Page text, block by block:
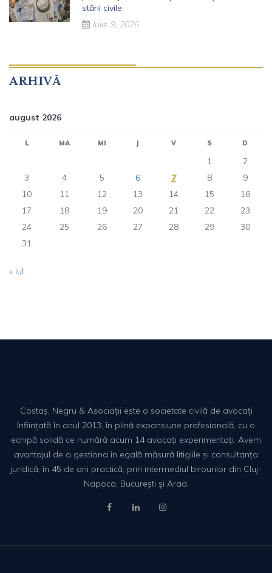
stării civile
Iulie 9, 2026
ARHIVĂ
august 2026
L MA MI J V S D
1
2
3
4 5 6 7 8
9
10
11 12 13 14 15
16
17
18 19 20 21 22
23
24
25 26 27 28 29
30
31
« iul.
Costaș, Negru & Asociații este o societate civilă de avocați
înființată în anul 2013, în plină expansiune profesională, cu o
echipă solidă ce numără acum 14 avocați experimentați. Avem
avantajul de a gestiona în egală măsură litigiile și consultanța
juridică, în 45 de arii practică, prin intermediul birourilor din Cluj-
Napoca, București și Arad.